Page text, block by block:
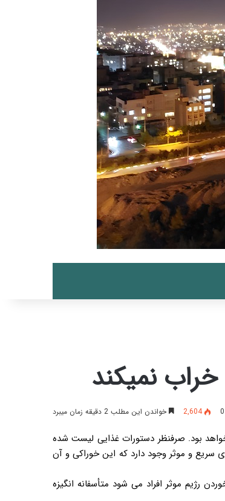
0
2,604 خواندن این مطلب 2 دقیقه زمان میبرد
خواهد بود. صرفنظر دستورات غذایی لیست شده
سریع و موثر وجود دارد که این خوراکی و آن
رژیم موثر افراد می شود متأسفانه انگیزه